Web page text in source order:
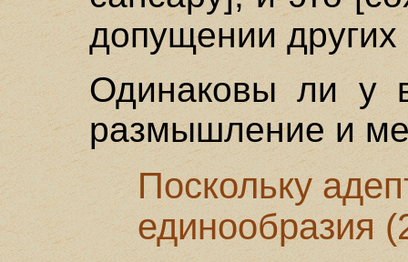
допущении других
Одинаковы ли у
размышление и
Поскольку
единообразия